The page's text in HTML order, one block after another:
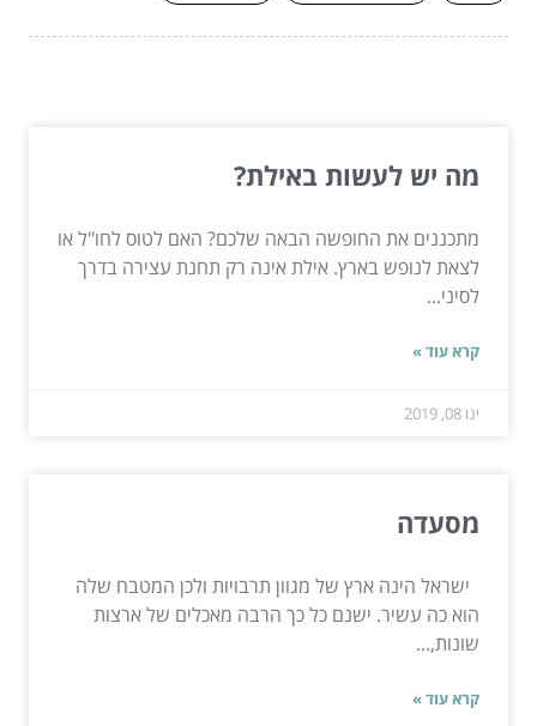
מה יש לעשות באילת?
מתכננים את החופשה הבאה שלכם? האם לטוס לחו"ל או
לצאת לנופש בארץ. אילת אינה רק תחנת עצירה בדרך
לסיני...
קרא עוד »
ינו 08, 2019
מסעדה
ישראל הינה ארץ של מגוון תרבויות ולכן המטבח שלה
הוא כה עשיר. ישנם כל כך הרבה מאכלים של ארצות
שונות,...
קרא עוד »